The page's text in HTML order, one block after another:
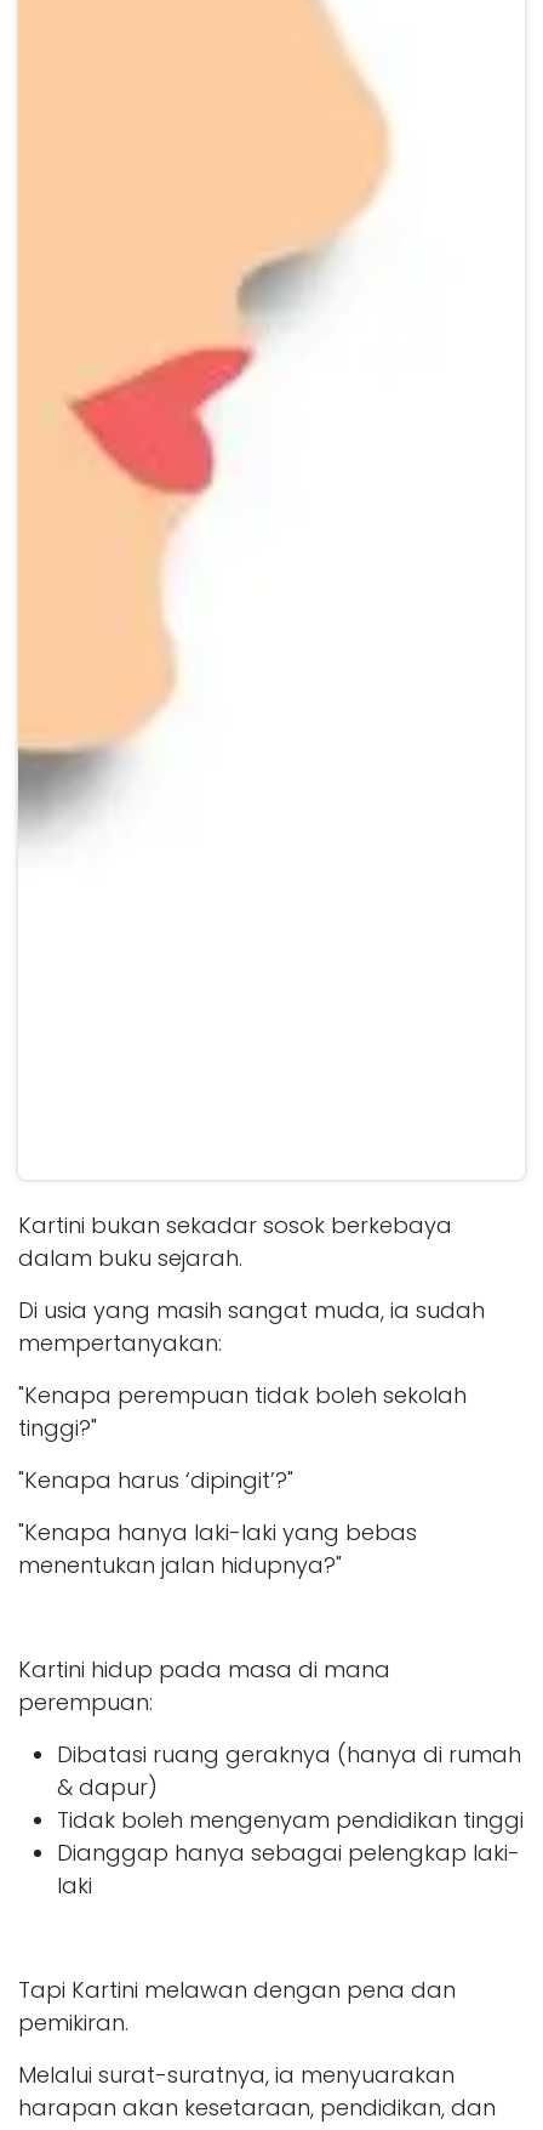
Kartini bukan sekadar sosok berkebaya
dalam buku sejarah.
Di usia yang masih sangat muda, ia sudah
mempertanyakan:
"Kenapa perempuan tidak boleh sekolah
tinggi?"
"Kenapa harus ‘dipingit’?"
"Kenapa hanya laki-laki yang bebas
menentukan jalan hidupnya?"
Kartini hidup pada masa di mana
perempuan:
Dibatasi ruang geraknya (hanya di rumah
& dapur)
Tidak boleh mengenyam pendidikan tinggi
Dianggap hanya sebagai pelengkap laki-
laki
Tapi Kartini melawan dengan pena dan
pemikiran.
Melalui surat-suratnya, ia menyuarakan
harapan akan kesetaraan, pendidikan, dan